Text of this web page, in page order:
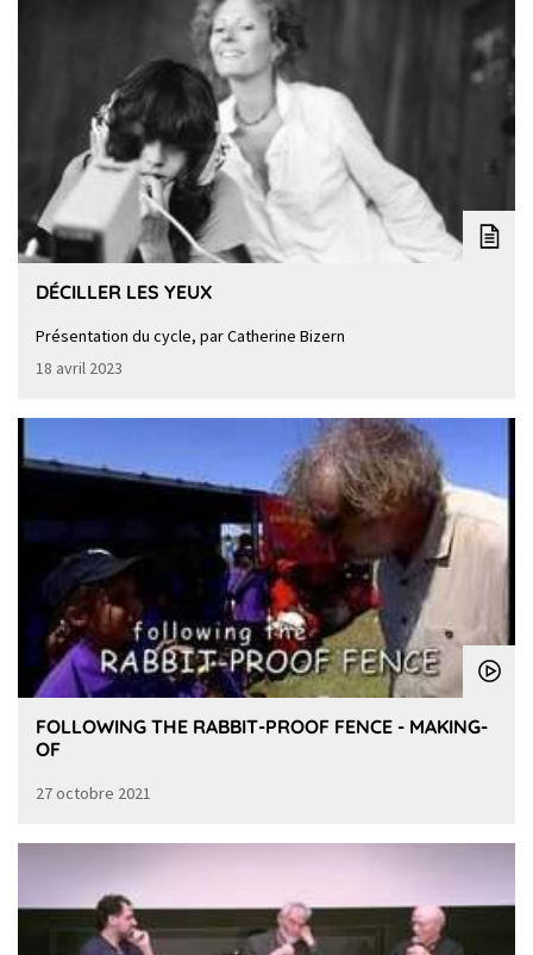
DÉCILLER LES YEUX
Présentation du cycle, par Catherine Bizern
18 avril 2023
FOLLOWING THE RABBIT-PROOF FENCE - MAKING-
OF
27 octobre 2021